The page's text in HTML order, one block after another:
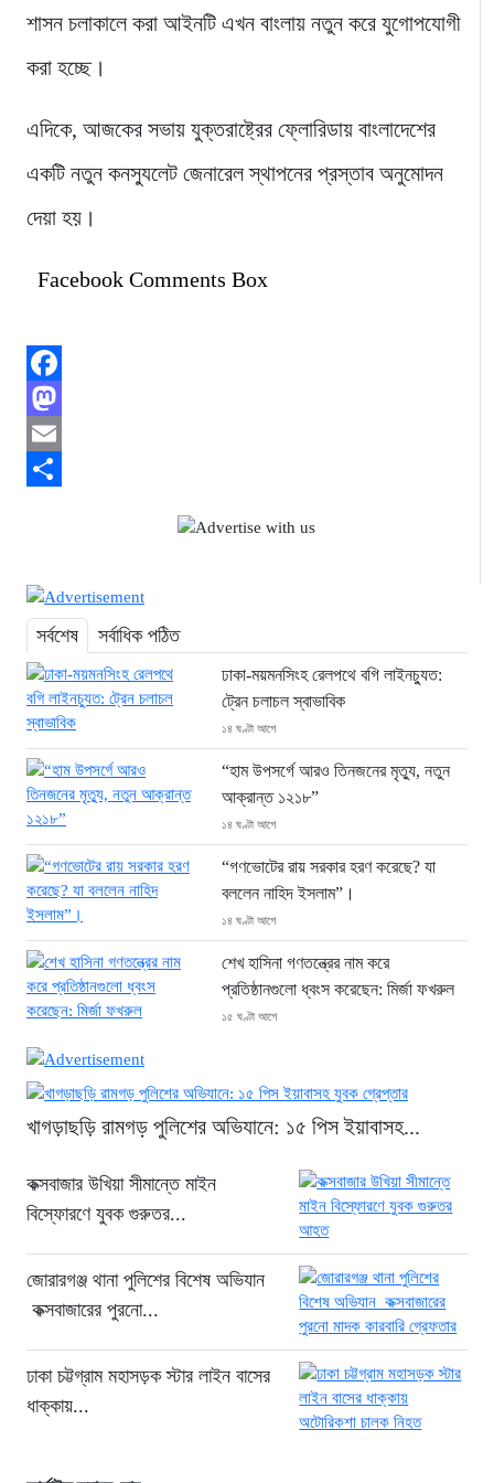
শাসন চলাকালে করা আইনটি এখন বাংলায় নতুন করে যুগোপযোগী
করা হচ্ছে।
এদিকে, আজকের সভায় যুক্তরাষ্ট্রের ফ্লোরিডায় বাংলাদেশের
একটি নতুন কনস্যুলেট জেনারেল স্থাপনের প্রস্তাব অনুমোদন
দেয়া হয়।
Facebook Comments Box
Facebook
Mastodon
Email
সর্বশেষ সর্বাধিক পঠিত
ঢাকা-ময়মনসিংহ রেলপথে বগি লাইনচ্যুত:
ট্রেন চলাচল স্বাভাবিক
১৪ ঘণ্টা আগে
“হাম উপসর্গে আরও তিনজনের মৃত্যু, নতুন
আক্রান্ত ১২১৮”
১৪ ঘণ্টা আগে
“গণভোটের রায় সরকার হরণ করেছে? যা
বললেন নাহিদ ইসলাম”।
১৪ ঘণ্টা আগে
শেখ হাসিনা গণতন্ত্রের নাম করে
প্রতিষ্ঠানগুলো ধ্বংস করেছেন: মির্জা ফখরুল
১৫ ঘণ্টা আগে
স্কুলে আরও ৭ জনকে হত্যা
৮টি তাজা প্রাণ, হাসপাতালে ২৫
সিলিন্ডার লিকেজে ভয়াবহ অগ্নিকাণ্ড: দগ্ধ ৩
জনের অবস্থা আশঙ্কাজনক
খুনির দোসর ও ফ্যাসিবাদের সহযোগী’,
সাকিবকে নিয়ে বিস্ফোরক আসিফ আকবর
খাগড়াছড়ি রামগড় পুলিশের অভিযানে: ১৫ পিস ইয়াবাসহ...
কক্সবাজার উখিয়া সীমান্তে মাইন
বিস্ফোরণে যুবক গুরুতর...
জোরারগঞ্জ থানা পুলিশের বিশেষ অভিযান
কক্সবাজারের পুরনো...
ঢাকা চট্টগ্রাম মহাসড়ক স্টার লাইন বাসের
ধাক্কায়...